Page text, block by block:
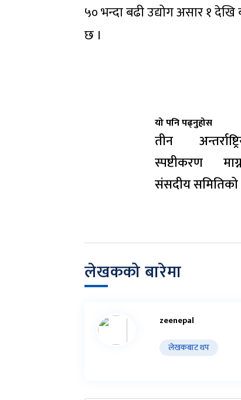
५० भन्दा बढी उद्योग असार १
छ ।
यो पनि पढ्नुहोस
तीन
स्पष्टीकरण
संसदीय समितिको
लेखकको बारेमा
zeenepal
लेखकबाट थप